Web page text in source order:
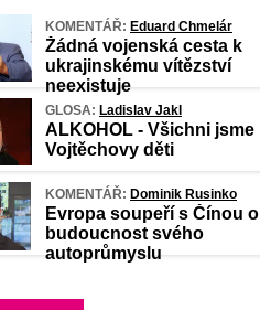
KOMENTÁŘ: Eduard Chmelár
Žádná vojenská cesta k
ukrajinskému vítězství
neexistuje
GLOSA: Ladislav Jakl
ALKOHOL - Všichni jsme
Vojtěchovy děti
KOMENTÁŘ: Dominik Rusinko
Evropa soupeří s Čínou o
budoucnost svého
autoprůmyslu